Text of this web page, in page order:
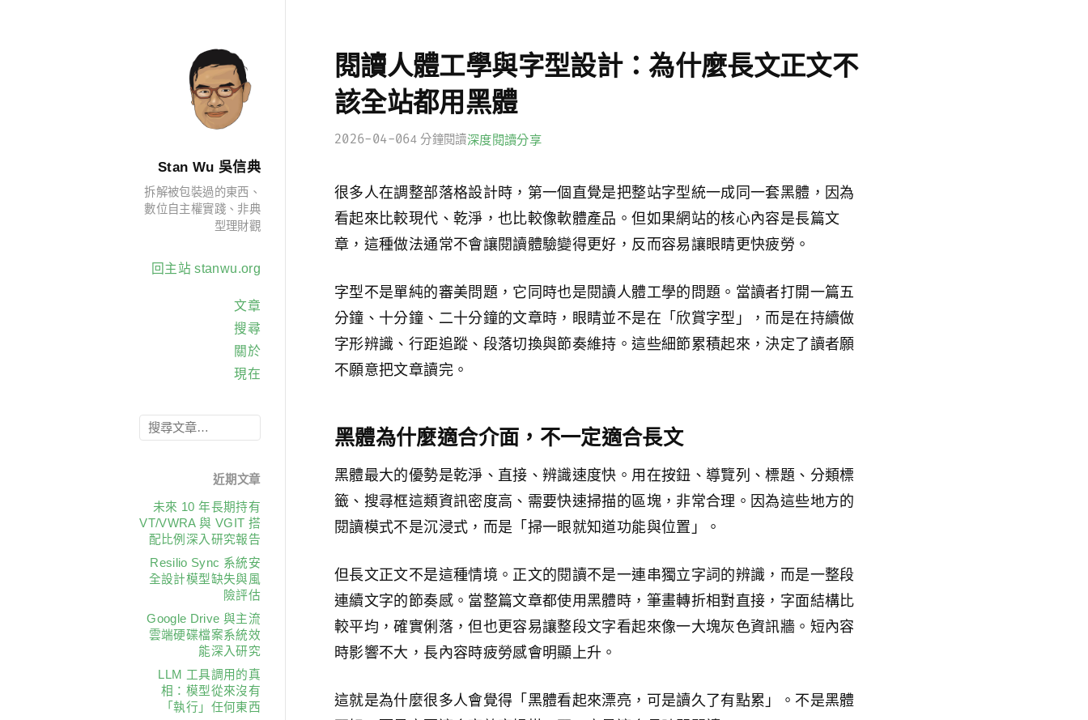
Stan Wu 吳信典
拆解被包裝過的東西、
數位自主權實踐、非典
型理財觀
回主站 stanwu.org
文章
搜尋
關於
現在
近期文章
未來 10 年長期持有
VT/VWRA 與 VGIT 搭
配比例深入研究報告
Resilio Sync 系統安
全設計模型缺失與風
險評估
Google Drive 與主流
雲端硬碟檔案系統效
能深入研究
LLM 工具調用的真
相：模型從來沒有
「執行」任何東西
閱讀人體工學與字型設計：為什麼長文正文不
該全站都用黑體
2026-04-064 分鐘閱讀深度閱讀分享
很多人在調整部落格設計時，第一個直覺是把整站字型統一成同一套黑體，因為
看起來比較現代、乾淨，也比較像軟體產品。但如果網站的核心內容是長篇文
章，這種做法通常不會讓閱讀體驗變得更好，反而容易讓眼睛更快疲勞。
字型不是單純的審美問題，它同時也是閱讀人體工學的問題。當讀者打開一篇五
分鐘、十分鐘、二十分鐘的文章時，眼睛並不是在「欣賞字型」，而是在持續做
字形辨識、行距追蹤、段落切換與節奏維持。這些細節累積起來，決定了讀者願
不願意把文章讀完。
黑體為什麼適合介面，不一定適合長文
黑體最大的優勢是乾淨、直接、辨識速度快。用在按鈕、導覽列、標題、分類標
籤、搜尋框這類資訊密度高、需要快速掃描的區塊，非常合理。因為這些地方的
閱讀模式不是沉浸式，而是「掃一眼就知道功能與位置」。
但長文正文不是這種情境。正文的閱讀不是一連串獨立字詞的辨識，而是一整段
連續文字的節奏感。當整篇文章都使用黑體時，筆畫轉折相對直接，字面結構比
較平均，確實俐落，但也更容易讓整段文字看起來像一大塊灰色資訊牆。短內容
時影響不大，長內容時疲勞感會明顯上升。
這就是為什麼很多人會覺得「黑體看起來漂亮，可是讀久了有點累」。不是黑體